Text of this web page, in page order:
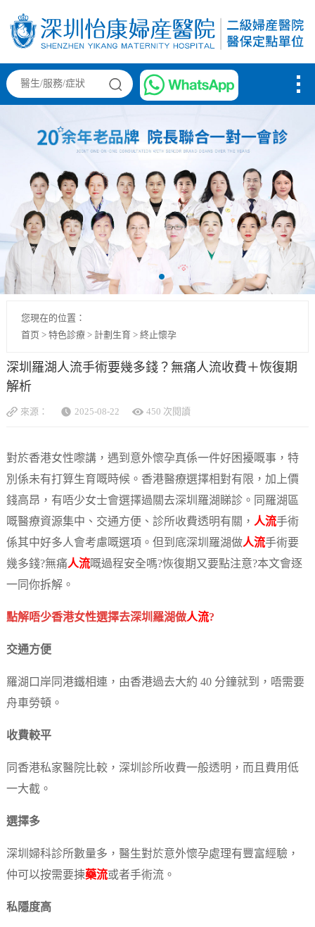
您現在的位置：
首页 > 特色診療> 計劃生育> 終止懷孕
深圳羅湖人流手術要幾多錢？無痛人流收費＋恢復期
解析
來源： 2025-08-22 450 次閱讀
對於香港女性嚟講，遇到意外懷孕真係一件好困擾嘅事，特
別係未有打算生育嘅時候。香港醫療選擇相對有限，加上價
錢高昂，有唔少女士會選擇過關去深圳羅湖睇診。同羅湖區
嘅醫療資源集中、交通方便、診所收費透明有關， 人流手術
係其中好多人會考慮嘅選項。但到底深圳羅湖做人流手術要
幾多錢?無痛人流嘅過程安全嗎?恢復期又要點注意?本文會逐
一同你拆解。
點解唔少香港女性選擇去深圳羅湖做人流?
交通方便
羅湖口岸同港鐵相連，由香港過去大約 40 分鐘就到，唔需要
舟車勞頓。
收費較平
同香港私家醫院比較，深圳診所收費一般透明，而且費用低
一大截。
選擇多
深圳婦科診所數量多，醫生對於意外懷孕處理有豐富經驗，
仲可以按需要揀藥流或者手術流。
私隱度高